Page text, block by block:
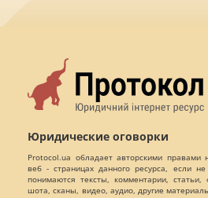
Юридические оговорки
Protocol.ua обладает авторскими
веб - страницах данного ресурса, если
понимаются тексты, комментарии,
шота, сканы, видео, аудио, другие